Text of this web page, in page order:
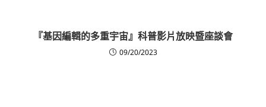
『基因編輯的多重宇宙』科普影片放映暨座談會
09/20/2023